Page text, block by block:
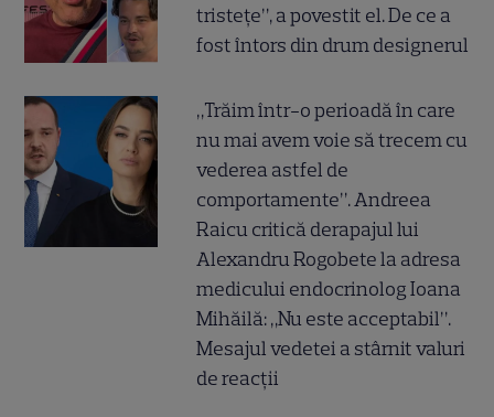
tristețe”, a povestit el. De ce a
fost întors din drum designerul
„Trăim într-o perioadă în care
nu mai avem voie să trecem cu
vederea astfel de
comportamente”. Andreea
Raicu critică derapajul lui
Alexandru Rogobete la adresa
medicului endocrinolog Ioana
Mihăilă: „Nu este acceptabil”.
Mesajul vedetei a stârnit valuri
de reacții